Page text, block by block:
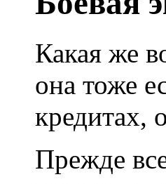
Какая же
она тоже
кредитах,
Прежде